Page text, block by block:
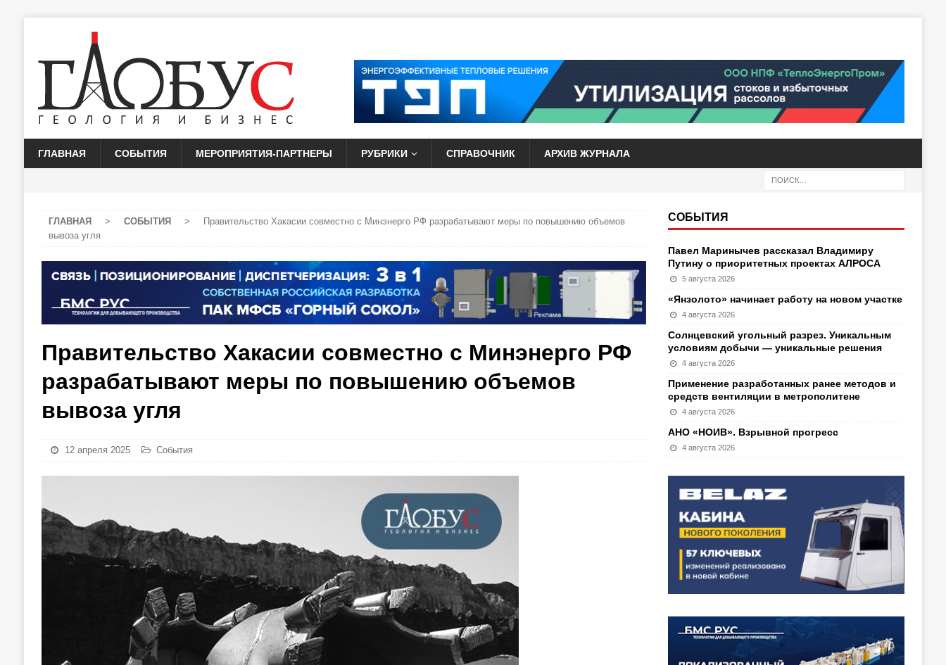
ГЛАВНАЯ СОБЫТИЯ МЕРОПРИЯТИЯ-ПАРТНЕРЫ РУБРИКИ СПРАВОЧНИК АРХИВ ЖУРНАЛА
ГЛАВНАЯ > СОБЫТИЯ >
Правительство Хакасии совместно с Минэнерго РФ разрабатывают меры по повышению объемов
вывоза угля
Правительство Хакасии совместно с Минэнерго РФ
разрабатывают меры по повышению объемов
вывоза угля
12 апреля 2025 События
СОБЫТИЯ
Павел Маринычев рассказал Владимиру
Путину о приоритетных проектах АЛРОСА
5 августа 2026
«Янзолото» начинает работу на новом участке
4 августа 2026
Солнцевский угольный разрез. Уникальным
условиям добычи — уникальные решения
4 августа 2026
Применение разработанных ранее методов и
средств вентиляции в метрополитене
4 августа 2026
АНО «НОИВ». Взрывной прогресс
4 августа 2026